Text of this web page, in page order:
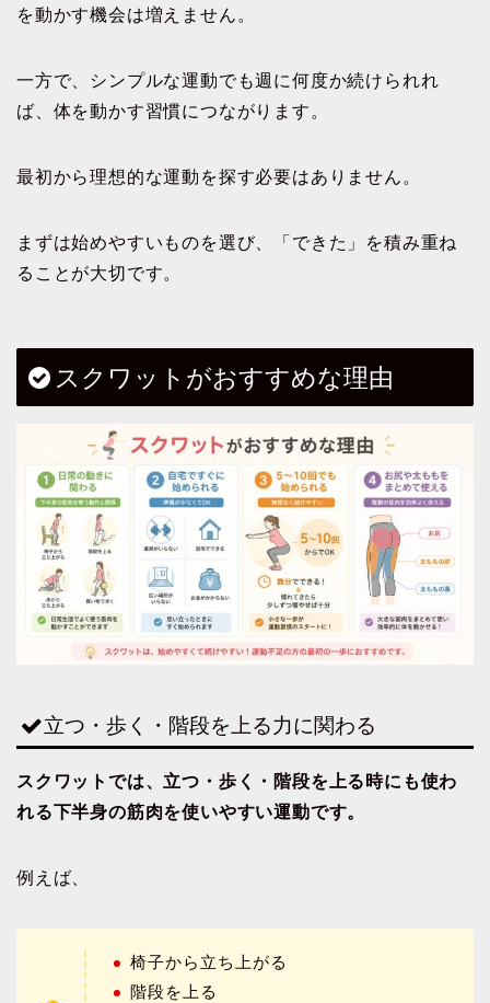
を動かす機会は増えません。
一方で、シンプルな運動でも週に何度か続けられれ
ば、体を動かす習慣につながります。
最初から理想的な運動を探す必要はありません。
まずは始めやすいものを選び、「できた」を積み重ね
ることが大切です。
スクワットがおすすめな理由
立つ・歩く・階段を上る力に関わる
スクワットでは、立つ・歩く・階段を上る時にも使わ
れる下半身の筋肉を使いやすい運動です。
例えば、
椅子から立ち上がる
階段を上る